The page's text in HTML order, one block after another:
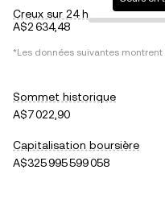
Creux sur 24 h
A$2 634,48
*Les données suivantes
Sommet historique
A$7 022,90
Capitalisation boursière
A$325 995 599 058